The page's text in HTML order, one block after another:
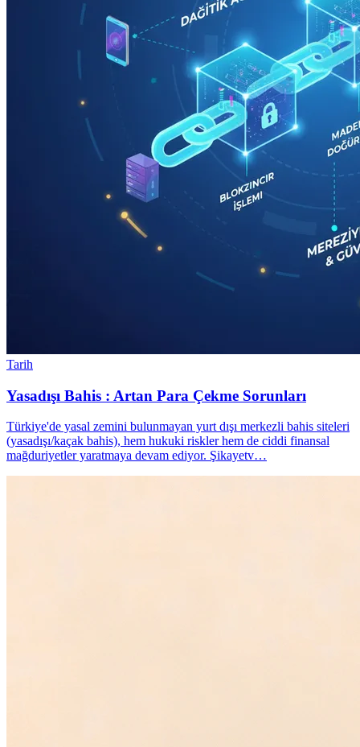
Tarih
Yasadışı Bahis : Artan Para Çekme Sorunları
Türkiye'de yasal zemini bulunmayan yurt dışı merkezli bahis siteleri
(yasadışı/kaçak bahis), hem hukuki riskler hem de ciddi finansal
mağduriyetler yaratmaya devam ediyor. Şikayetv…